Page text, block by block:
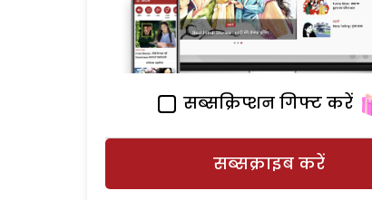
सब्सक्रिप्शन गिफ्ट करें
सब्सक्राइब करें